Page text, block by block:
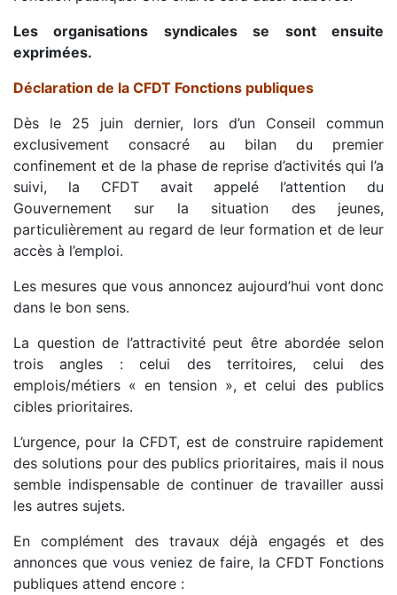
Les organisations syndicales se sont ensuite
exprimées.
Déclaration de la CFDT Fonctions publiques
Dès le 25 juin dernier, lors d’un Conseil commun
exclusivement consacré au bilan du premier
confinement et de la phase de reprise d’activités qui l’a
suivi, la CFDT avait appelé l’attention du
Gouvernement sur la situation des jeunes,
particulièrement au regard de leur formation et de leur
accès à l’emploi.
Les mesures que vous annoncez aujourd’hui vont donc
dans le bon sens.
La question de l’attractivité peut être abordée selon
trois angles : celui des territoires, celui des
emplois/métiers « en tension », et celui des publics
cibles prioritaires.
L’urgence, pour la CFDT, est de construire rapidement
des solutions pour des publics prioritaires, mais il nous
semble indispensable de continuer de travailler aussi
les autres sujets.
En complément des travaux déjà engagés et des
annonces que vous veniez de faire, la CFDT Fonctions
publiques attend encore :